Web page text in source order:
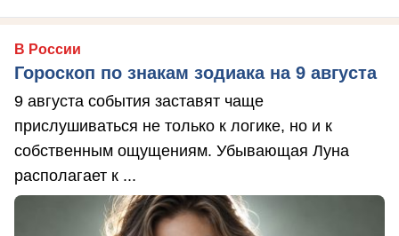
В России
Гороскоп по знакам зодиака на 9 августа
9 августа события заставят чаще
прислушиваться не только к логике, но и к
собственным ощущениям. Убывающая Луна
располагает к ...